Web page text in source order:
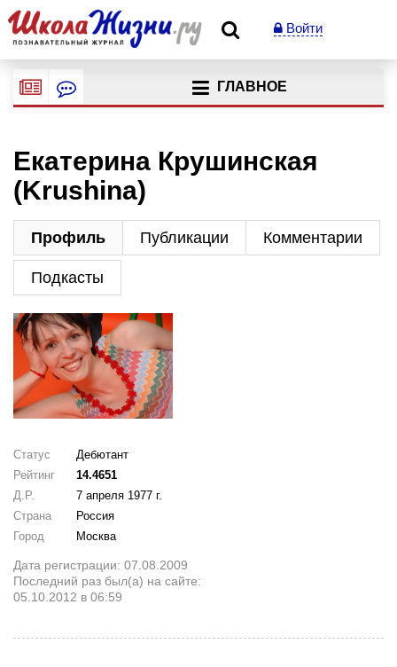
Войти
ГЛАВНОЕ
Екатерина Крушинская
(Krushina)
Профиль Публикации Комментарии
Подкасты
Статус
Дебютант
Рейтинг
14.4651
Д.Р.
7 апреля 1977 г.
Страна
Россия
Город
Москва
Дата регистрации: 07.08.2009
Последний раз был(а) на сайте:
05.10.2012 в 06:59